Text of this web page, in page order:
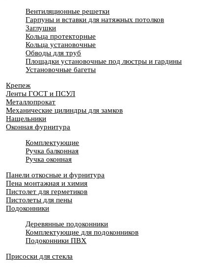
Вентиляционные решетки
Гарпуны и вставки для натяжных потолков
Заглушки
Кольца протекторные
Кольца установочные
Обводы для труб
Площадки установочные под люстры и гардины
Установочные багеты
Крепеж
Ленты ГОСТ и ПСУЛ
Металлопрокат
Механические цилиндры для замков
Нащельники
Оконная фурнитура
Комплектующие
Ручка балконная
Ручка оконная
Панели откосные и фурнитура
Пена монтажная и химия
Пистолет для герметиков
Пистолеты для пены
Подоконники
Деревянные подоконники
Комплектующие для подоконников
Подоконники ПВХ
Присоски для стекла